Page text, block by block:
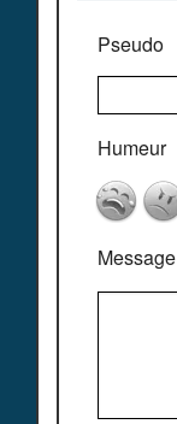
Pseudo
Humeur
Message